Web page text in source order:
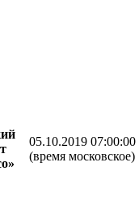
05.10.2019 07:00:00
(время московское)